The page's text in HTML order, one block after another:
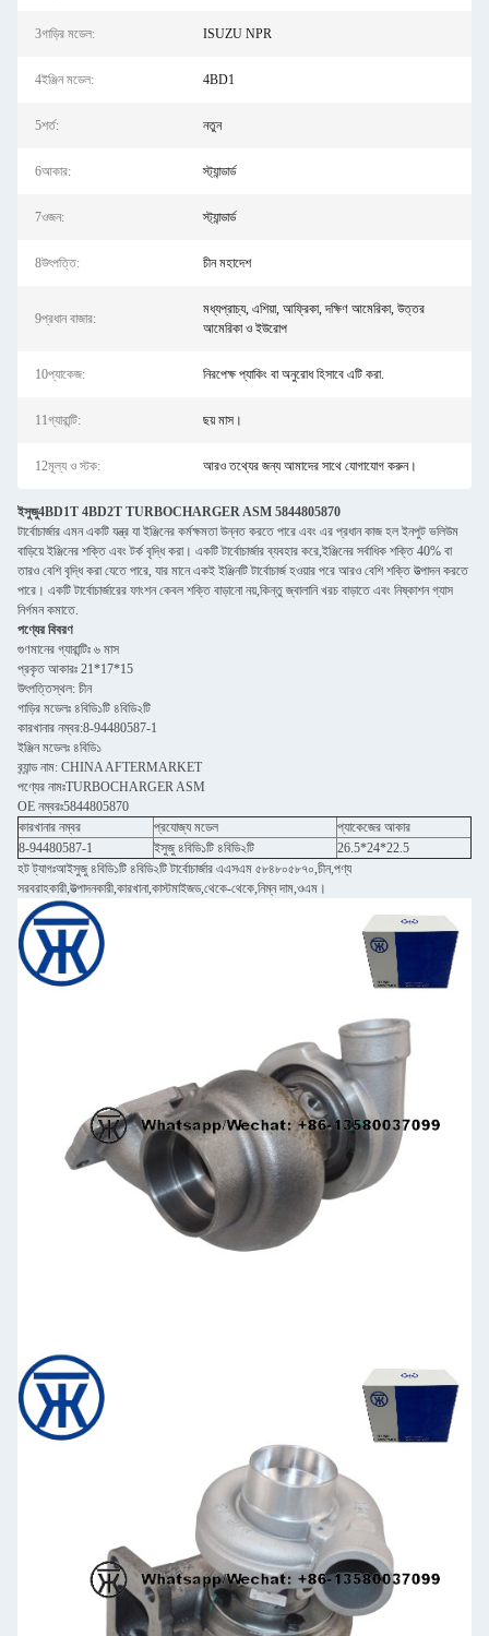
3গাড়ির মডেল: ISUZU NPR
4ইঞ্জিন মডেল: 4BD1
5শর্ত: নতুন
6আকার: স্ট্যান্ডার্ড
7ওজন: স্ট্যান্ডার্ড
8উৎপত্তি: চীন মহাদেশ
9প্রধান বাজার:
মধ্যপ্রাচ্য, এশিয়া, আফ্রিকা, দক্ষিণ আমেরিকা, উত্তর
আমেরিকা ও ইউরোপ
10প্যাকেজ: নিরপেক্ষ প্যাকিং বা অনুরোধ হিসাবে এটি করা.
11গ্যারান্টি: ছয় মাস।
12মূল্য ও স্টক: আরও তথ্যের জন্য আমাদের সাথে যোগাযোগ করুন।
ইসুজু4BD1T 4BD2T TURBOCHARGER ASM 5844805870
টার্বোচার্জার এমন একটি যন্ত্র যা ইঞ্জিনের কর্মক্ষমতা উন্নত করতে পারে এবং এর প্রধান কাজ হল ইনপুট ভলিউম
বাড়িয়ে ইঞ্জিনের শক্তি এবং টর্ক বৃদ্ধি করা। একটি টার্বোচার্জার ব্যবহার করে,ইঞ্জিনের সর্বাধিক শক্তি 40% বা
তারও বেশি বৃদ্ধি করা যেতে পারে, যার মানে একই ইঞ্জিনটি টার্বোচার্জ হওয়ার পরে আরও বেশি শক্তি উত্পাদন করতে
পারে। একটি টার্বোচার্জারের ফাংশন কেবল শক্তি বাড়ানো নয়,কিন্তু জ্বালানি খরচ বাড়াতে এবং নিষ্কাশন গ্যাস
নির্গমন কমাতে.
পণ্যের বিবরণ
গুণমানের গ্যারান্টিঃ ৬ মাস
প্রকৃত আকারঃ 21*17*15
উৎপত্তিস্থল: চীন
গাড়ির মডেলঃ ৪বিডি১টি ৪বিডি২টি
কারখানার নম্বর:8-94480587-1
ইঞ্জিন মডেলঃ ৪বিডি১
ব্র্যান্ড নাম: CHINA AFTERMARKET
পণ্যের নামঃTURBOCHARGER ASM
OE নম্বরঃ5844805870
কারখানার নম্বর
প্রযোজ্য মডেল
প্যাকেজের আকার
8-94480587-1
ইসুজু ৪বিডি১টি ৪বিডি২টি
26.5*24*22.5
হট ট্যাগঃআইসুজু ৪বিডি১টি ৪বিডি২টি টার্বোচার্জার এএসএম ৫৮৪৮০৫৮৭০,চীন,পণ্য
সরবরাহকারী,উত্পাদনকারী,কারখানা,কাস্টমাইজড,থেকে-থেকে,নিম্ন দাম,ওএম।